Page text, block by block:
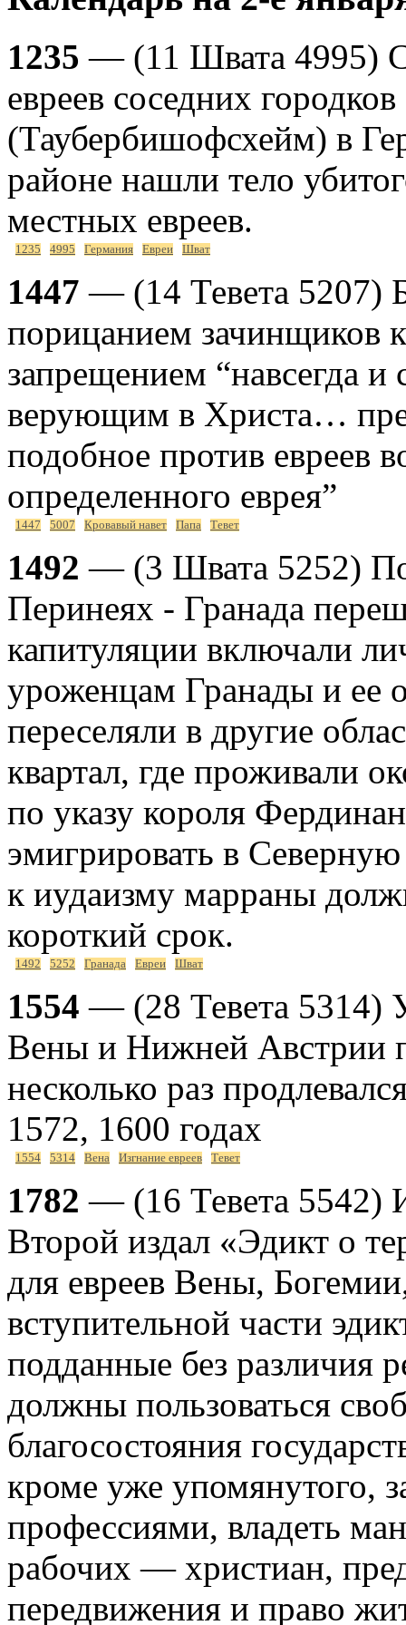
1235 — (11 Швата 4995)
евреев соседних
(Таубербишофсхейм) в
районе нашли тело
местных евреев.
1235 4995 Германия Евреи Шват
1447 — (14 Тевета 5207)
порицанием зачинщиков
запрещением “навсегда
верующим в Христа…
подобное против евреев
определенного еврея”
1447 5007 Кровавый навет Папа Тевет
1492 — (3 Швата 5252)
Перинеях - Гранада
капитуляции включали
уроженцам Гранады и ее
переселяли в другие
квартал, где проживали
по указу короля
эмигрировать в
к иудаизму марраны
короткий срок.
1492 5252 Гранада Евреи Шват
1554 — (28 Тевета 5314)
Вены и Нижней Австрии
несколько раз
1572, 1600 годах
1554 5314 Вена Изгнание евреев Тевет
1782 — (16 Тевета 5542)
Второй издал «Эдикт о
для евреев Вены,
вступительной части
подданные без различия
должны пользоваться
благосостояния
кроме уже упомянутого,
профессиями, владеть
рабочих — христиан,
передвижения и право